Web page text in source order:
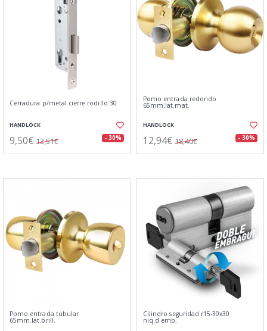
Cerradura p/metal cierre rodillo 30
HANDLOCK
9,50€ 13,51€ - 30%
Pomo entrada redondo
65mm.lat.mat.
HANDLOCK
12,94€ 18,40€ - 30%
Pomo entrada tubular
65mm.lat.brill.
Cilindro seguridad r15-30x30
niq.d.emb.